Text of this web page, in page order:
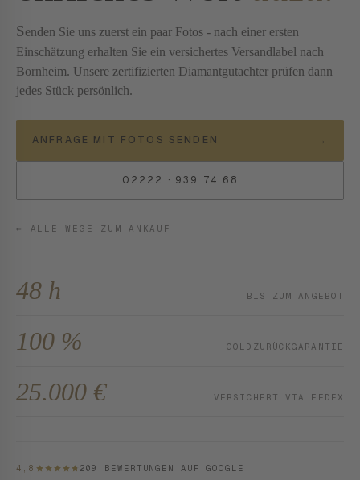
Senden Sie uns zuerst ein paar Fotos - nach einer ersten
Einschätzung erhalten Sie ein versichertes Versandlabel nach
Bornheim. Unsere zertifizierten Diamantgutachter prüfen dann
jedes Stück persönlich.
ANFRAGE MIT FOTOS SENDEN →
02222 · 939 74 68
← ALLE WEGE ZUM ANKAUF
48 h BIS ZUM ANGEBOT
100 % GOLD­ZURÜCK­GARANTIE
25.000 € VERSICHERT VIA FEDEX
4,8 209 BEWERTUNGEN AUF GOOGLE
4,8 VON 5 STERNEN AUS 209 BEWERTUNGEN AUF GOOGLE